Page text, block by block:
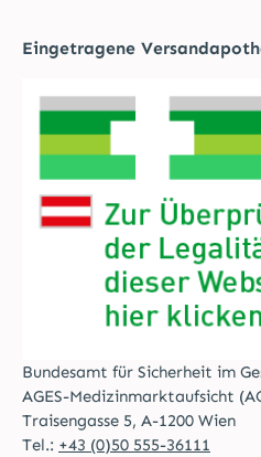
Eingetragene
Bundesamt für Sicherheit im
AGES-Medizinmarktaufsicht
Traisengasse 5, A-1200 Wien
Tel.: +43 (0)50 555-36111